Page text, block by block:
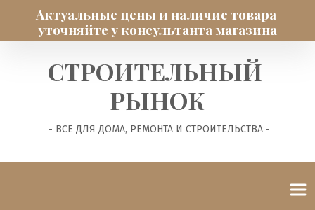
Актуальные цены и наличие товара
уточняйте у консультанта магазина
СТРОИТЕЛЬНЫЙ
РЫНОК
- ВСЕ ДЛЯ ДОМА, РЕМОНТА И СТРОИТЕЛЬСТВА -